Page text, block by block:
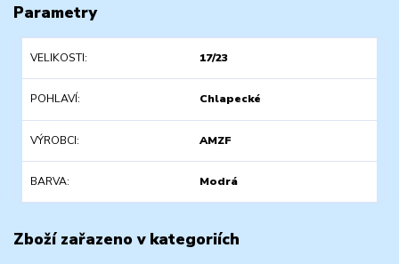
Parametry
VELIKOSTI 17/23
POHLAVÍ Chlapecké
VÝROBCI AMZF
BARVA Modrá
Zboží zařazeno v kategoriích